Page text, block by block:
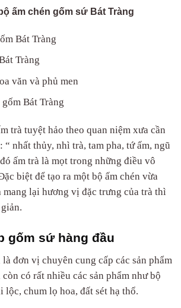
ấm chén gốm sứ Bát Tràng
Bát Tràng
Tràng
văn và phủ men
Bát Tràng
trà tuyệt hảo theo quan niệm xưa cần
“ nhất thủy, nhì trà, tam pha, tứ ấm, ngũ
ấm trà là mọt trong những điều vô
biệt để tạo ra một bộ ấm chén vừa
mang lại hương vị đặc trưng của trà thì
gốm sứ hàng đầu
là đơn vị chuyên cung cấp các sản phẩm
có rất nhiều các sản phẩm như bộ
lộc, chum lọ hoa, đất sét hạ thổ.